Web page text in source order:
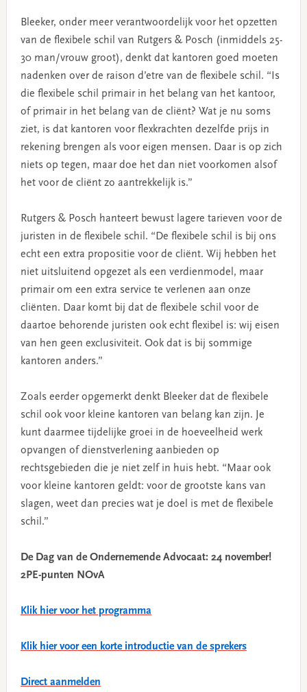
Bleeker, onder meer verantwoordelijk voor het opzetten
van de flexibele schil van Rutgers & Posch (inmiddels 25-
30 man/vrouw groot), denkt dat kantoren goed moeten
nadenken over de raison d’etre van de flexibele schil. “Is
die flexibele schil primair in het belang van het kantoor,
of primair in het belang van de cliënt? Wat je nu soms
ziet, is dat kantoren voor flexkrachten dezelfde prijs in
rekening brengen als voor eigen mensen. Daar is op zich
niets op tegen, maar doe het dan niet voorkomen alsof
het voor de cliënt zo aantrekkelijk is.”
Rutgers & Posch hanteert bewust lagere tarieven voor de
juristen in de flexibele schil. “De flexibele schil is bij ons
echt een extra propositie voor de cliënt. Wij hebben het
niet uitsluitend opgezet als een verdienmodel, maar
primair om een extra service te verlenen aan onze
cliënten. Daar komt bij dat de flexibele schil voor de
daartoe behorende juristen ook echt flexibel is: wij eisen
van hen geen exclusiviteit. Ook dat is bij sommige
kantoren anders.”
Zoals eerder opgemerkt denkt Bleeker dat de flexibele
schil ook voor kleine kantoren van belang kan zijn. Je
kunt daarmee tijdelijke groei in de hoeveelheid werk
opvangen of dienstverlening aanbieden op
rechtsgebieden die je niet zelf in huis hebt. “Maar ook
voor kleine kantoren geldt: voor de grootste kans van
slagen, weet dan precies wat je doel is met de flexibele
schil.”
De Dag van de Ondernemende Advocaat: 24 november!
2PE-punten NOvA
Klik hier voor het programma
Klik hier voor een korte introductie van de sprekers
Direct aanmelden